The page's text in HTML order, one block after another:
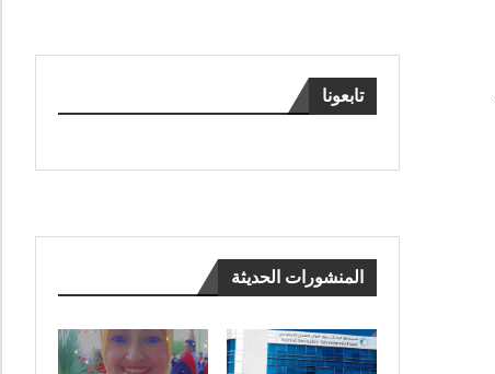
تابعونا
المنشورات الحديثة